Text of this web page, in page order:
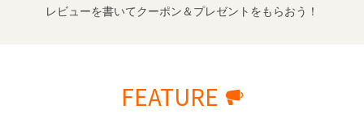
レビューを書いてクーポン＆プレゼントをもらおう！
FEATURE